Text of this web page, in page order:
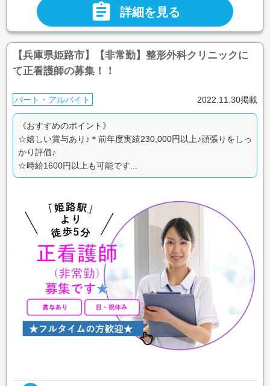
 詳細を見る
【兵庫県姫路市】【非常勤】整形外科クリニックに
て正看護師の募集！！
パート・アルバイト 2022.11.30掲載
《おすすめのポイント》
☆嬉しい賞与あり♪＊前年度実績230,000円以上♪頑張りをしっ
かり評価♪
☆時給1600円以上も可能です...